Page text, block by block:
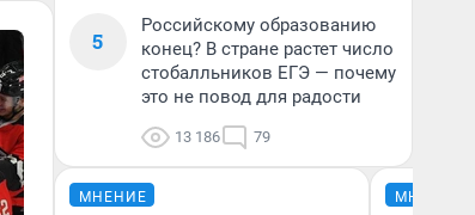
5
Российскому образованию
конец? В стране растет число
стобалльников ЕГЭ — почему
это не повод для радости
13 186 79
МНЕНИЕ МНЕНИЕ